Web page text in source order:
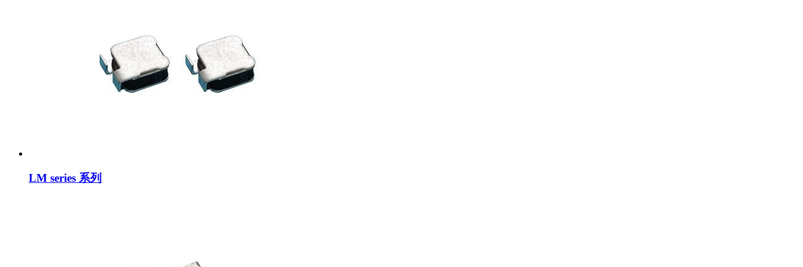
LM series 系列